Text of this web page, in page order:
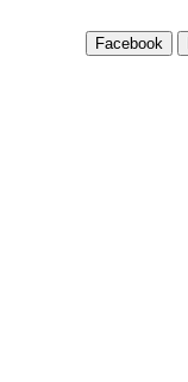
Facebook